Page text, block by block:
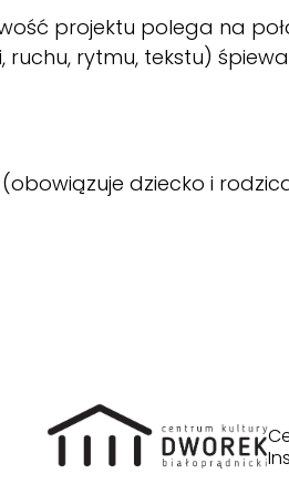
projektu polega na
ruchu, rytmu, tekstu)
(obowiązuje dziecko i